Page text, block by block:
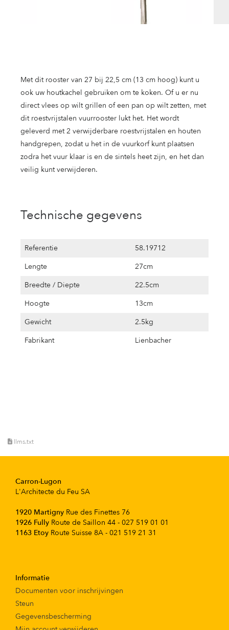
Met dit rooster van 27 bij 22,5 cm (13 cm hoog) kunt u
ook uw houtkachel gebruiken om te koken. Of u er nu
direct vlees op wilt grillen of een pan op wilt zetten, met
dit roestvrijstalen vuurrooster lukt het. Het wordt
geleverd met 2 verwijderbare roestvrijstalen en houten
handgrepen, zodat u het in de vuurkorf kunt plaatsen
zodra het vuur klaar is en de sintels heet zijn, en het dan
veilig kunt verwijderen.
Technische gegevens
Referentie
58.19712
Lengte
27cm
Breedte / Diepte
22.5cm
Hoogte
13cm
Gewicht
2.5kg
Fabrikant
Lienbacher
llms.txt
Carron-Lugon
L'Architecte du Feu SA
1920 Martigny Rue des Finettes 76
1926 Fully Route de Saillon 44 - 027 519 01 01
1163 Etoy Route Suisse 8A - 021 519 21 31
Informatie
Documenten voor inschrijvingen
Steun
Gegevensbescherming